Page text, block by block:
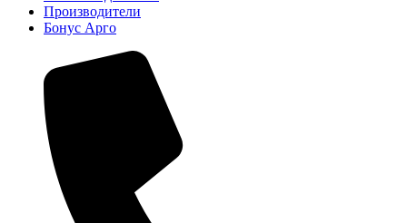
Производители
Бонус Арго